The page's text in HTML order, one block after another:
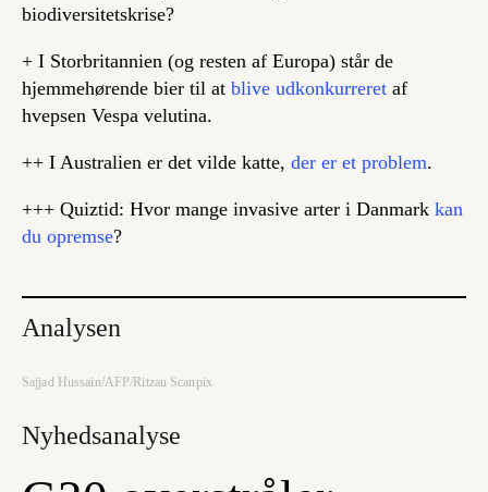
biodiversitetskrise?
+ I Storbritannien (og resten af Europa) står de
hjemmehørende bier til at blive udkonkurreret af
hvepsen Vespa velutina.
++ I Australien er det vilde katte, der er et problem.
+++ Quiztid: Hvor mange invasive arter i Danmark kan
du opremse?
Analysen
Sajjad Hussain/AFP/Ritzau Scanpix
Nyhedsanalyse